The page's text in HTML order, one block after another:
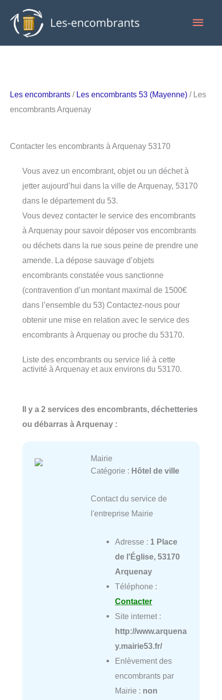
contenu
Les encombrants / Les encombrants 53 (Mayenne) / Les
encombrants Arquenay
Contacter les encombrants à Arquenay 53170
Vous avez un encombrant, objet ou un déchet à
jetter aujourd’hui dans la ville de Arquenay, 53170
dans le département du 53.
Vous devez contacter le service des encombrants
à Arquenay pour savoir déposer vos encombrants
ou déchets dans la rue sous peine de prendre une
amende. La dépose sauvage d’objets
encombrants constatée vous sanctionne
(contravention d’un montant maximal de 1500€
dans l’ensemble du 53) Contactez-nous pour
obtenir une mise en relation avec le service des
encombrants à Arquenay ou proche du 53170.
Liste des encombrants ou service lié à cette
activité à Arquenay et aux environs du 53170.
Il y a 2 services des encombrants, déchetteries
ou débarras à Arquenay :
Mairie
Catégorie : Hôtel de ville
Contact du service de
l'entreprise Mairie
Adresse : 1 Place
de l'Église, 53170
Arquenay
Téléphone :
Contacter
Site internet :
http://www.arquena
y.mairie53.fr/
Enlèvement des
encombrants par
Mairie : non